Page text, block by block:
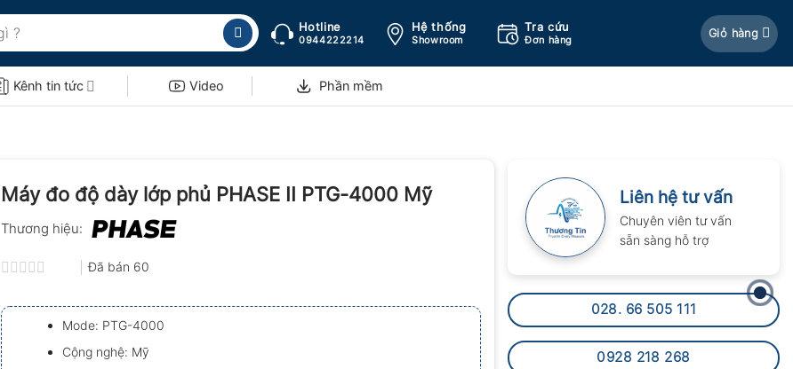
Hotline
0944222214
Hệ thống
Showroom
Tra cứu
Đơn hàng
Giỏ hàng
Kênh tin tức Video Phần mềm
Liên hệ tư vấn
Chuyên viên tư vấn
sẵn sàng hỗ trợ
028. 66 505 111
0928 218 268
Máy đo độ dày lớp phủ PHASE II PTG-4000 Mỹ
Thương hiệu:
xếp
hạng
0.0
5
sao
Đã bán 60
Mode: PTG-4000
Cộng nghệ: Mỹ